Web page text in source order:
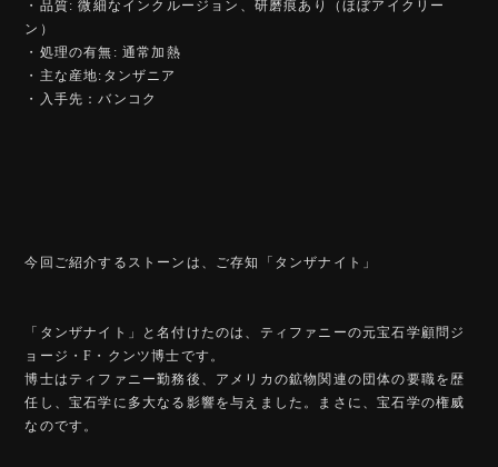
・品質: 微細なインクルージョン、研磨痕あり（ほぼアイクリー
ン）
・処理の有無: 通常加熱
・主な産地:タンザニア
・入手先：バンコク
今回ご紹介するストーンは、ご存知「タンザナイト」
「タンザナイト」と名付けたのは、ティファニーの元宝石学顧問ジ
ョージ・F・クンツ博士です。
博士はティファニー勤務後、アメリカの鉱物関連の団体の要職を歴
任し、宝石学に多大なる影響を与えました。まさに、宝石学の権威
なのです。